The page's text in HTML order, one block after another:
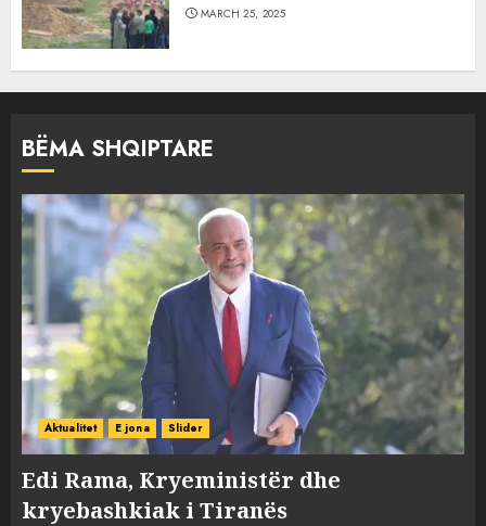
MARCH 25, 2025
BËMA SHQIPTARE
Aktualitet E jona Slider
Edi Rama, Kryeministër dhe
kryebashkiak i Tiranës